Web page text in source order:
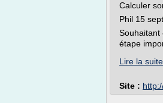
Calculer
Phil 15
Souhaitant
étape
Lire la suite
Site :